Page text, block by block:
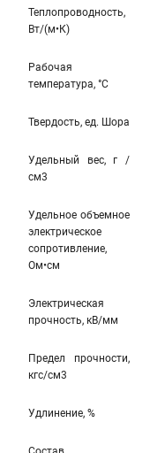
Теплопроводность,
Вт/(м•К)
Рабочая
температура, °C
Твердость, ед. Шора
Удельный вес, г /
см3
Удельное объемное
электрическое
сопротивление,
Ом•см
Электрическая
прочность, кВ/мм
Предел прочности,
кгс/см3
Удлинение, %